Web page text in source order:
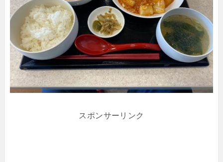
スポンサーリンク